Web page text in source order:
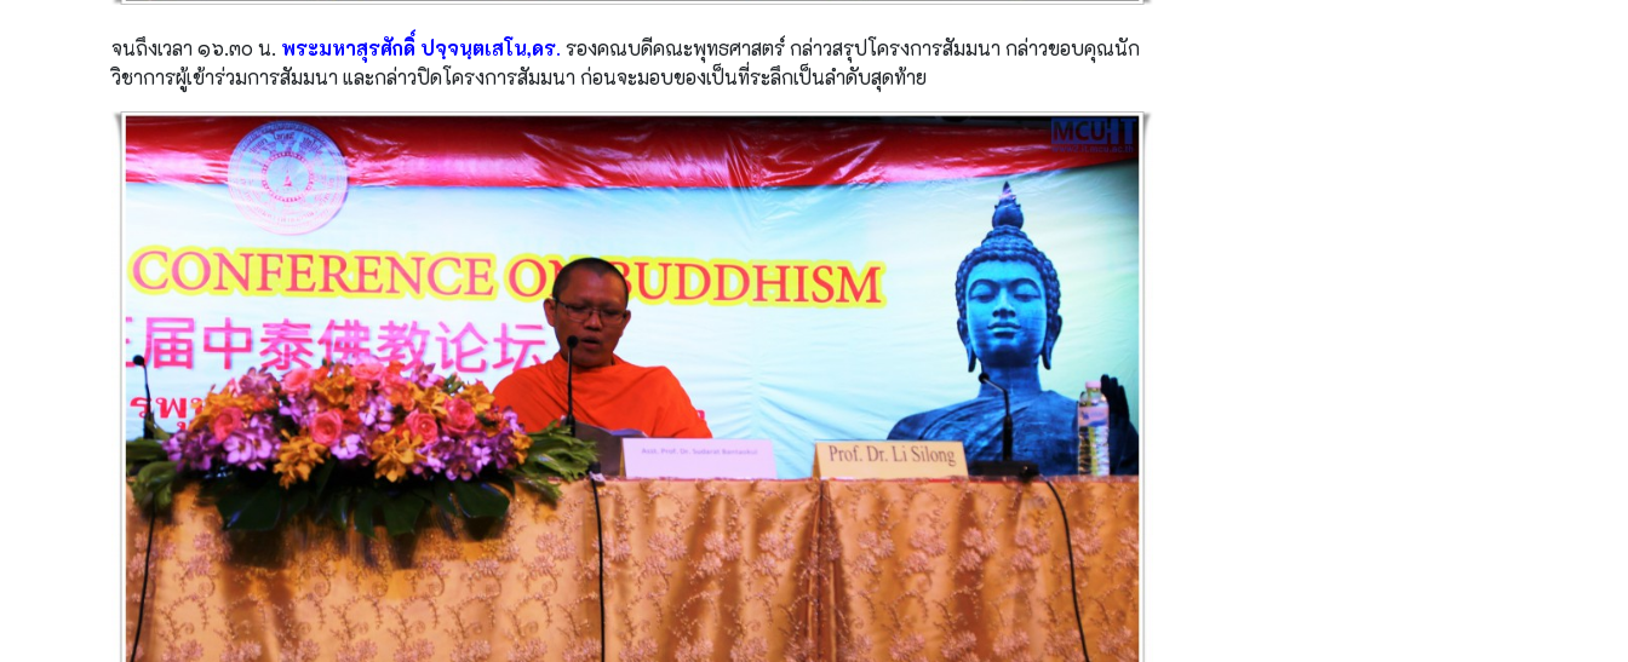
จนถึงเวลา ๑๖.๓๐ น. พระมหาสุรศักดิ์ ปจฺจนฺตเสโน,ดร. รองคณบดีคณะพุทธศาสตร์ กล่าวสรุปโครงการสัมมนา กล่าวขอบคุณนัก
วิชาการผู้เข้าร่วมการสัมมนา และกล่าวปิดโครงการสัมมนา ก่อนจะมอบของเป็นที่ระลึกเป็นลำดับสุดท้าย